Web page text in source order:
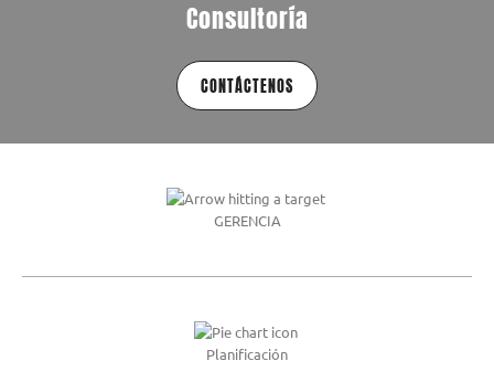
Consultoría
CONTÁCTENOS
GERENCIA
Planificación